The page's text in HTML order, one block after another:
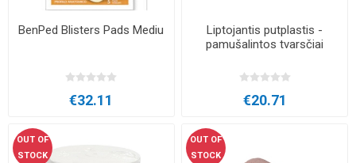
BenPed Blisters Pads Mediu
€32.11
Liptojantis putplastis -
pamušalintos tvarsčiai
€20.71
OUT OF
STOCK
OUT OF
STOCK